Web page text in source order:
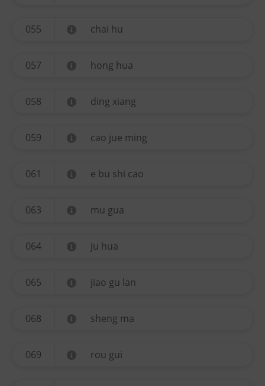
055 chai hu
057 hong hua
058 ding xiang
059 cao jue ming
061 e bu shi cao
063 mu gua
064 ju hua
065 jiao gu lan
068 sheng ma
069 rou gui